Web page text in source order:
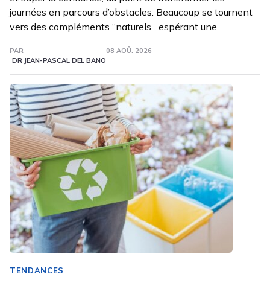
journées en parcours d’obstacles. Beaucoup se tournent
vers des compléments “naturels”, espérant une
PAR
DR JEAN-PASCAL DEL BANO
08 AOÛ. 2026
TENDANCES